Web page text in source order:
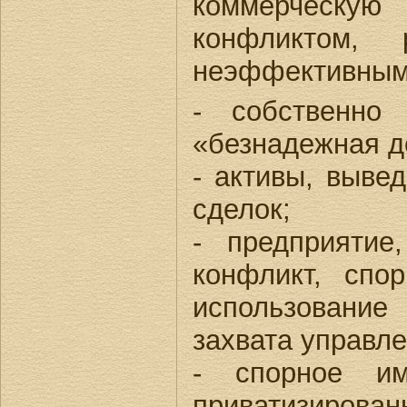
-
«безнадежная
- активы,
сделок;
-
конфликт,
захвата
- спорное